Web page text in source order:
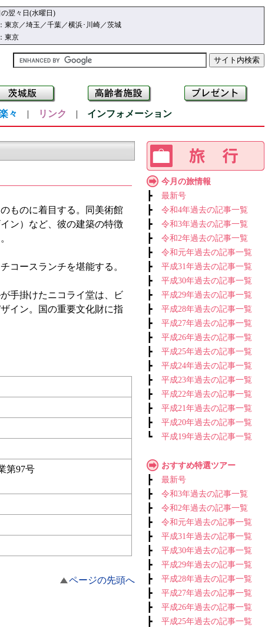
翌々日(水曜日)
東京／埼玉／千葉／横浜･川崎／茨城
東京
々 | リンク | インフォメーション
ものに着目する。同美術館
ン）など、彼の建築の特徴
コースランチを堪能する。
手掛けたニコライ堂は、ビ
イン。国の重要文化財に指
第97号
ページの先頭へ
今月の旅情報
┣ 最新号
┣ 令和4年過去の記事一覧
┣ 令和3年過去の記事一覧
┣ 令和2年過去の記事一覧
┣ 令和元年過去の記事一覧
┣ 平成31年過去の記事一覧
┣ 平成30年過去の記事一覧
┣ 平成29年過去の記事一覧
┣ 平成28年過去の記事一覧
┣ 平成27年過去の記事一覧
┣ 平成26年過去の記事一覧
┣ 平成25年過去の記事一覧
┣ 平成24年過去の記事一覧
┣ 平成23年過去の記事一覧
┣ 平成22年過去の記事一覧
┣ 平成21年過去の記事一覧
┣ 平成20年過去の記事一覧
┗ 平成19年過去の記事一覧
おすすめ特選ツアー
┣ 最新号
┣ 令和3年過去の記事一覧
┣ 令和2年過去の記事一覧
┣ 令和元年過去の記事一覧
┣ 平成31年過去の記事一覧
┣ 平成30年過去の記事一覧
┣ 平成29年過去の記事一覧
┣ 平成28年過去の記事一覧
┣ 平成27年過去の記事一覧
┣ 平成26年過去の記事一覧
┣ 平成25年過去の記事一覧